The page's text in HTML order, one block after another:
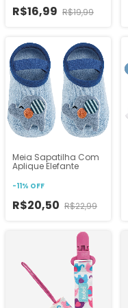
R$16,99 R$19,99
Meia Sapatilha Com
Aplique Elefante
-11% OFF
R$20,50 R$22,99